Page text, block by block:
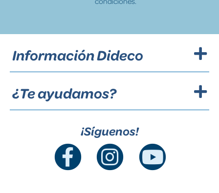
Información Dideco
¿Te ayudamos?
¡Síguenos!